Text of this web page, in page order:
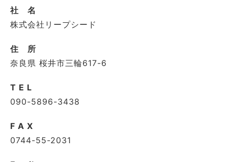
社 名
株式会社リープシード
住 所
奈良県 桜井市三輪617-6
T E L
090-5896-3438
F A X
0744-55-2031